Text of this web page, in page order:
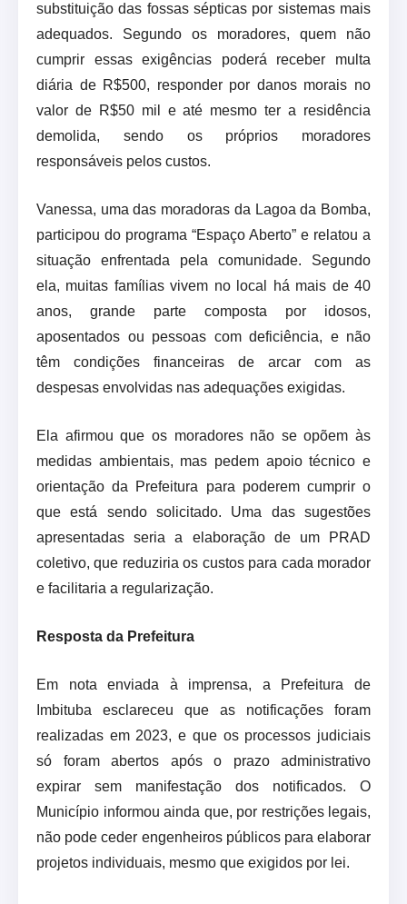
substituição das fossas sépticas por sistemas mais
adequados. Segundo os moradores, quem não
cumprir essas exigências poderá receber multa
diária de R$500, responder por danos morais no
valor de R$50 mil e até mesmo ter a residência
demolida, sendo os próprios moradores
responsáveis pelos custos.
Vanessa, uma das moradoras da Lagoa da Bomba,
participou do programa “Espaço Aberto” e relatou a
situação enfrentada pela comunidade. Segundo
ela, muitas famílias vivem no local há mais de 40
anos, grande parte composta por idosos,
aposentados ou pessoas com deficiência, e não
têm condições financeiras de arcar com as
despesas envolvidas nas adequações exigidas.
Ela afirmou que os moradores não se opõem às
medidas ambientais, mas pedem apoio técnico e
orientação da Prefeitura para poderem cumprir o
que está sendo solicitado. Uma das sugestões
apresentadas seria a elaboração de um PRAD
coletivo, que reduziria os custos para cada morador
e facilitaria a regularização.
Resposta da Prefeitura
Em nota enviada à imprensa, a Prefeitura de
Imbituba esclareceu que as notificações foram
realizadas em 2023, e que os processos judiciais
só foram abertos após o prazo administrativo
expirar sem manifestação dos notificados. O
Município informou ainda que, por restrições legais,
não pode ceder engenheiros públicos para elaborar
projetos individuais, mesmo que exigidos por lei.